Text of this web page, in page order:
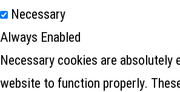
Necessary
Always Enabled
Necessary cookies are absolutely
website to function properly.